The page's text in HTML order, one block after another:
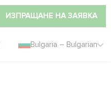
ИЗПРАЩАНЕ НА ЗАЯВКА
Bulgaria – Bulgarian